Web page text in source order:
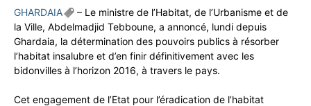
GHARDAIA
– Le ministre de l’Habitat, de l’Urbanisme et de
la Ville, Abdelmadjid Tebboune, a annoncé, lundi depuis
Ghardaia, la détermination des pouvoirs publics à résorber
l’habitat insalubre et d’en finir définitivement avec les
bidonvilles à l’horizon 2016, à travers le pays.
Cet engagement de l’Etat pour l’éradication de l’habitat